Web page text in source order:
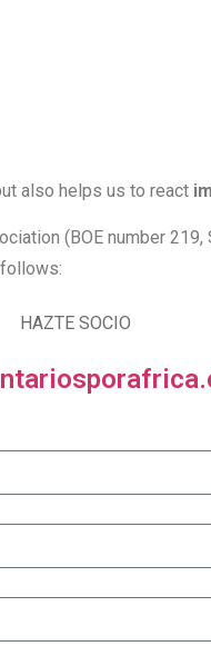
also helps us to react
(BOE number